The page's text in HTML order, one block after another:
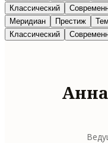
Классический
Меридиан
Престиж
Классический